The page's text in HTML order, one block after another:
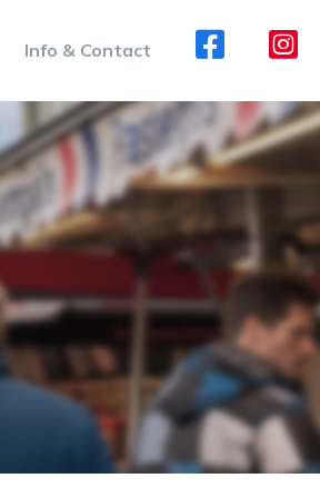
Info & Contact